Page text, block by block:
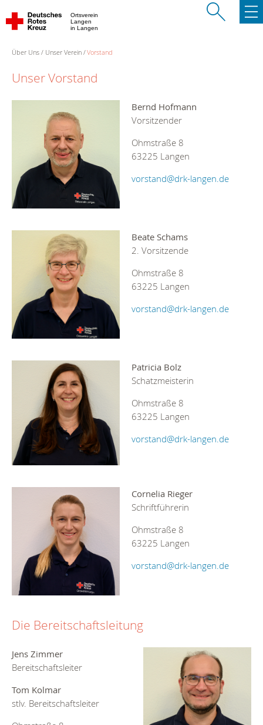
Ortsverein
Langen
in Langen
Über Uns Unser Verein Vorstand
Unser Vorstand
Bernd Hofmann
Vorsitzender
Ohmstraße 8
63225 Langen
vorstand@drk-langen.de
Beate Schams
2. Vorsitzende
Ohmstraße 8
63225 Langen
vorstand@drk-langen.de
Patricia Bolz
Schatzmeisterin
Ohmstraße 8
63225 Langen
vorstand@drk-langen.de
Cornelia Rieger
Schriftführerin
Ohmstraße 8
63225 Langen
vorstand@drk-langen.de
Die Bereitschaftsleitung
Jens Zimmer
Bereitschaftsleiter
Tom Kolmar
stlv. Bereitschaftsleiter